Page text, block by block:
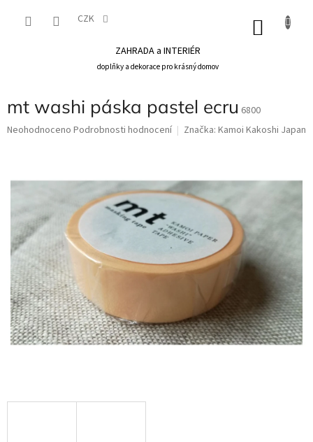
CZK
ZAHRADA a INTERIÉR
doplňky a dekorace pro krásný domov
mt washi páska pastel ecru 6800
Průměrné
0,0
hvězdiček.
Neohodnoceno Podrobnosti hodnocení Značka: Kamoi Kakoshi Japan